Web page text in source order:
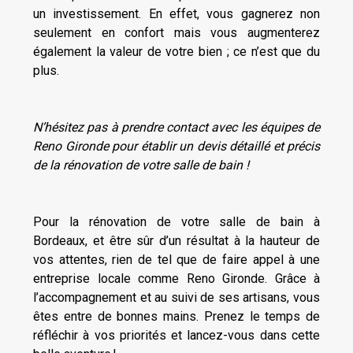
un investissement. En effet, vous gagnerez non
seulement en confort mais vous augmenterez
également la valeur de votre bien ; ce n’est que du
plus.
N’hésitez pas à prendre contact avec les équipes de
Reno Gironde pour établir un devis détaillé et précis
de la rénovation de votre salle de bain !
Pour la rénovation de votre salle de bain à
Bordeaux, et être sûr d’un résultat à la hauteur de
vos attentes, rien de tel que de faire appel à une
entreprise locale comme Reno Gironde. Grâce à
l’accompagnement et au suivi de ses artisans, vous
êtes entre de bonnes mains. Prenez le temps de
réfléchir à vos priorités et lancez-vous dans cette